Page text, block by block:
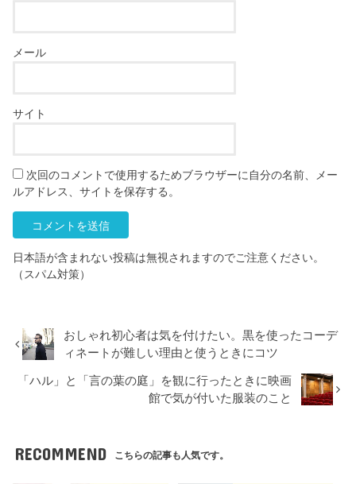
メール
サイト
次回のコメントで使用するためブラウザーに自分の名前、メー
ルアドレス、サイトを保存する。
日本語が含まれない投稿は無視されますのでご注意ください。
（スパム対策）
おしゃれ初心者は気を付けたい。黒を使ったコーデ
ィネートが難しい理由と使うときにコツ
「ハル」と「言の葉の庭」を観に行ったときに映画
館で気が付いた服装のこと
RECOMMEND こちらの記事も人気です。